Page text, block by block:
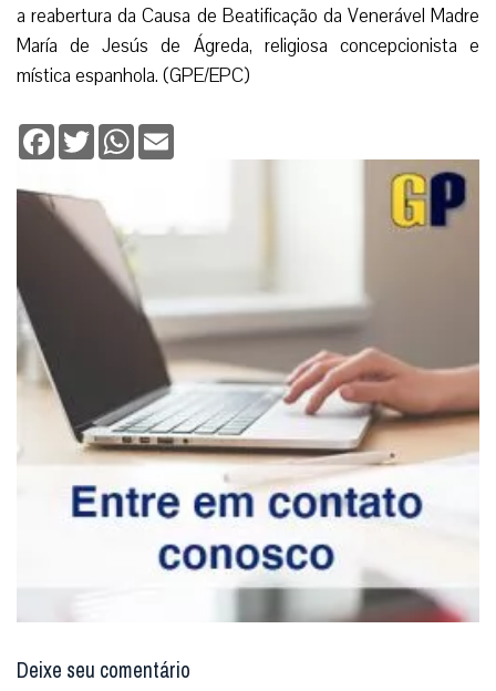
a reabertura da Causa de Beatificação da Venerável Madre
María de Jesús de Ágreda, religiosa concepcionista e
mística espanhola. (GPE/EPC)
Facebook
TwitterWhatsApp
Deixe seu comentário